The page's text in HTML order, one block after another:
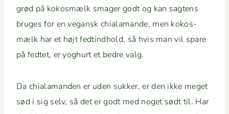
grød på kokos­mælk smager godt og kan sagtens
bruges for en veg­an­sk chiala­mande, men kokos­
mælk har et højt fedtind­hold, så hvis man vil spare
på fedtet, er yoghurt et bedre valg.
Da chiala­man­den er uden sukker, er den ikke meget
sød i sig selv, så det er godt med noget sødt til. Har